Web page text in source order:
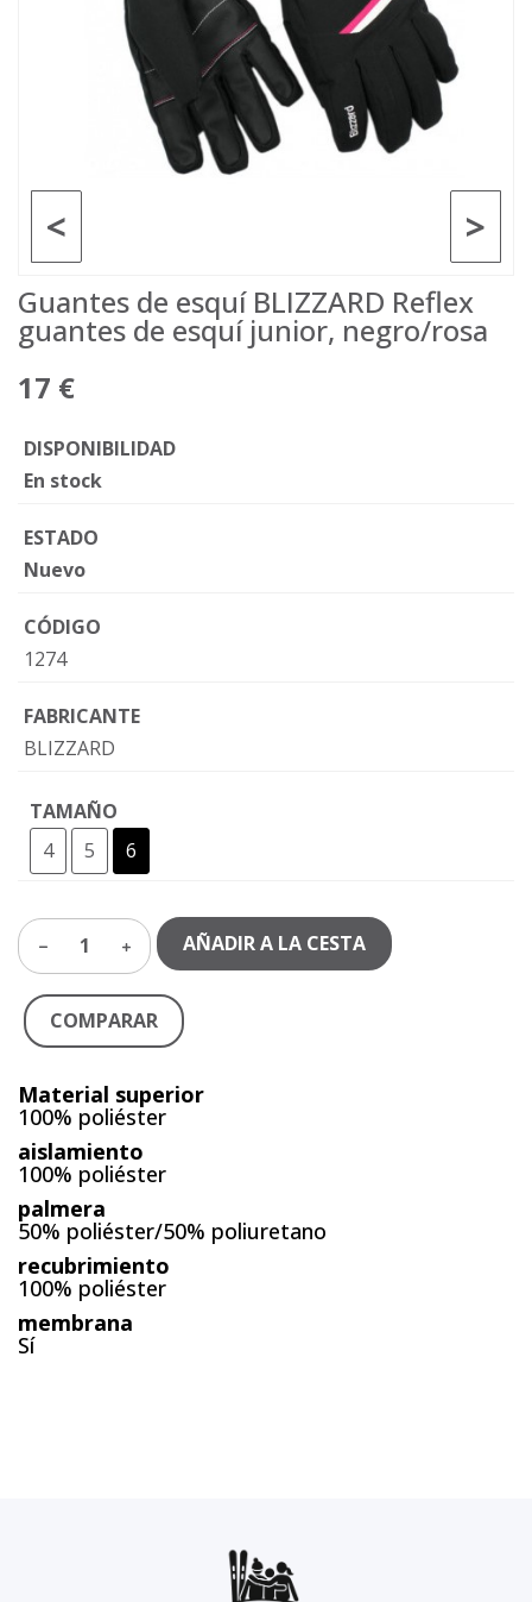
>
<
Guantes de esquí BLIZZARD Reflex
guantes de esquí junior, negro/rosa
17 €
DISPONIBILIDAD
En stock
ESTADO
Nuevo
CÓDIGO
1274
FABRICANTE
BLIZZARD
TAMAÑO
4
5 6
1 AÑADIR A LA CESTA
COMPARAR
Material superior
100% poliéster
aislamiento
100% poliéster
palmera
50% poliéster/50% poliuretano
recubrimiento
100% poliéster
membrana
Sí